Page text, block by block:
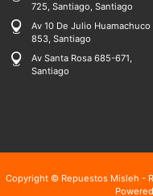
725, Santiago, Santiago
Av 10 De Julio Huamachuco
853, Santiago
Av Santa Rosa 685-671,
Santiago
Copyright © Repuestos Misleh -